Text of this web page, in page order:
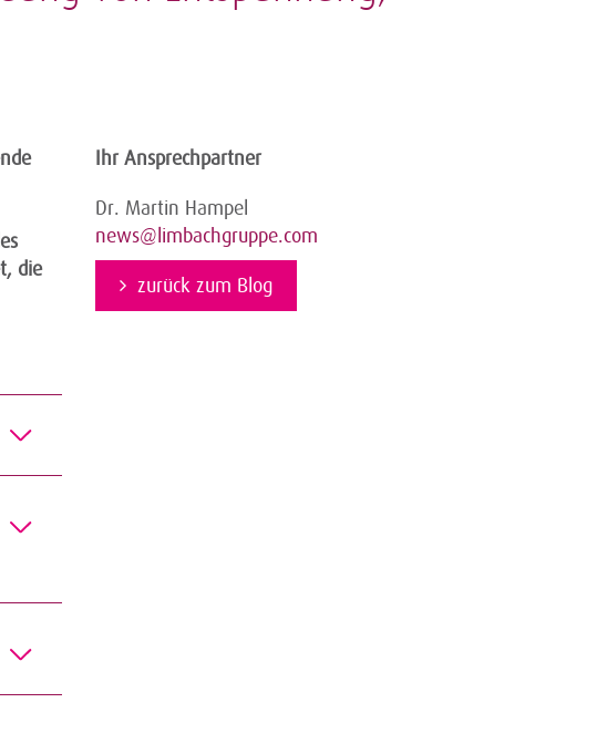
die
Ihr Ansprechpartner
Dr. Martin Hampel
news@limbachgruppe.com
zurück zum Blog